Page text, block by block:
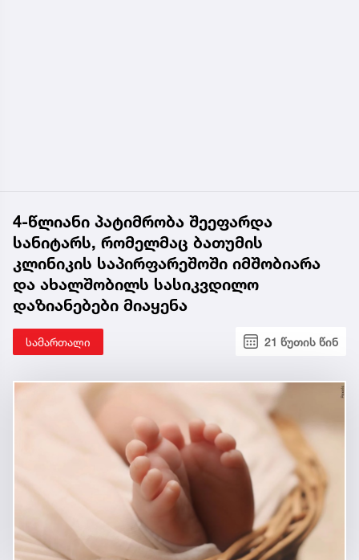
4-წლიანი პატიმრობა შეეფარდა
სანიტარს, რომელმაც ბათუმის
კლინიკის საპირფარეშოში იმშობიარა
და ახალშობილს სასიკვდილო
დაზიანებები მიაყენა
სამართალი 21 წუთის წინ